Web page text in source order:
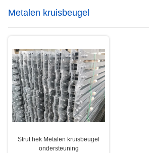
Metalen kruisbeugel
Strut hek Metalen kruisbeugel
ondersteuning